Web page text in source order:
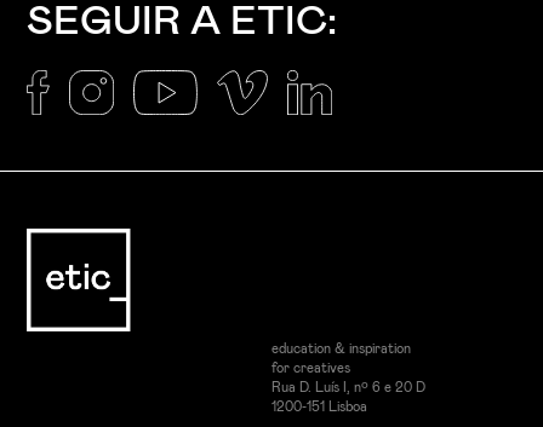
SEGUIR A ETIC:
education & inspiration
for creatives
Rua D. Luís I, nº 6 e 20 D
1200-151 Lisboa